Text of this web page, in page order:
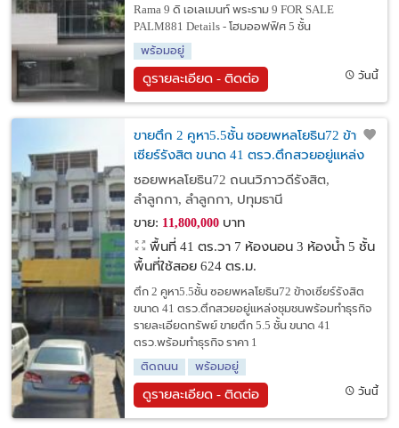
Rama 9 ดิ เอเลเมนท์ พระราม 9 FOR SALE
PALM881 Details - โฮมออฟฟิศ 5 ชั้น
พร้อมอยู่
ดูรายละเอียด - ติดต่อ วันนี้
ขายตึก 2 คูหา5.5ชั้น ซอยพหลโยธิน72 ข้าง
เซียร์รังสิต ขนาด 41 ตรว.ตึกสวยอยู่แหล่ง
ชุมชนพร้อมทำธุรกิจ
ซอยพหลโยธิน72 ถนนวิภาวดีรังสิต,
ลำลูกกา, ลำลูกกา, ปทุมธานี
ขาย: 11,800,000บาท
พื้นที่ 41 ตร.วา 7 ห้องนอน 3 ห้องน้ำ 5 ชั้น
พื้นที่ใช้สอย 624 ตร.ม.
ตึก 2 คูหา5.5ชั้น ซอยพหลโยธิน72 ข้างเซียร์รังสิต
ขนาด 41 ตรว.ตึกสวยอยู่แหล่งชุมชนพร้อมทำธุรกิจ
รายละเอียดทรัพย์ ขายตึก 5.5 ชั้น ขนาด 41
ตรว.พร้อมทำธุรกิจ ราคา 1
ติดถนน
พร้อมอยู่
ดูรายละเอียด - ติดต่อ วันนี้